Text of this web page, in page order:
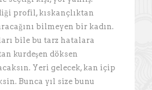
profil, kıskançlıktan
bilmeyen bir kadın.
bile bu tarz hatalara
kurdeşen döksen
Yeri gelecek, kan içip
Bunca yıl size bunu